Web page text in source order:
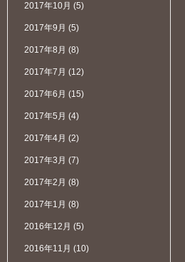
2017年10月 (5)
2017年9月 (5)
2017年8月 (8)
2017年7月 (12)
2017年6月 (15)
2017年5月 (4)
2017年4月 (2)
2017年3月 (7)
2017年2月 (8)
2017年1月 (8)
2016年12月 (5)
2016年11月 (10)